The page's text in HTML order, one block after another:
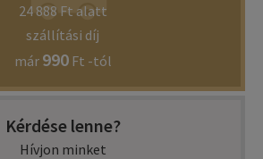
24 888 Ft alatt
szállítási díj
már 990Ft -tól
Kérdése lenne?
Hívjon minket